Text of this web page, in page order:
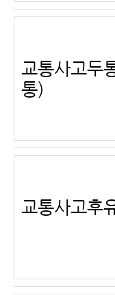
교통사고두
통)
교통사고후